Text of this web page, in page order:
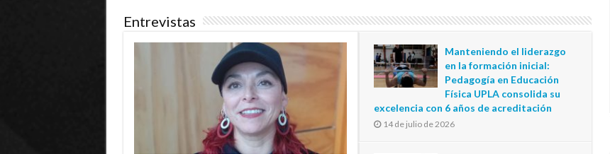
Entrevistas
Manteniendo el liderazgo
en la formación inicial:
Pedagogía en Educación
Física UPLA consolida su
excelencia con 6 años de acreditación
14 de julio de 2026